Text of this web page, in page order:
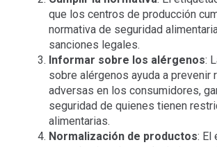
que los centros de producción
normativa de seguridad
sanciones legales.
Informar sobre los alérgenos:
sobre alérgenos ayuda a prevenir
adversas en los consumidores,
seguridad de quienes tienen
alimentarias.
Normalización de productos: El